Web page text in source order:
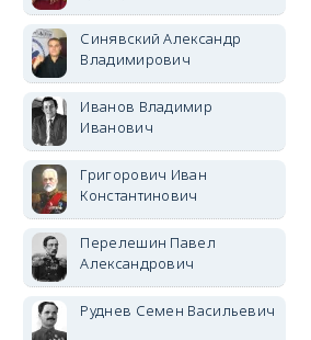
Синявский Александр
Владимирович
Иванов Владимир
Иванович
Григорович Иван
Константинович
Перелешин Павел
Александрович
Руднев Семен Васильевич